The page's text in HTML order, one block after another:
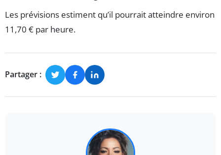
Les prévisions estiment qu’il pourrait atteindre environ
11,70 € par heure.
Partager :